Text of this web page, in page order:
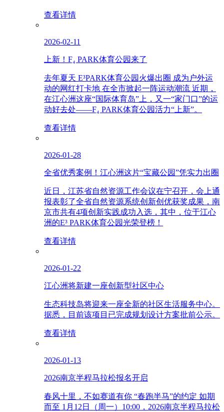
查看详情
2026-02-11
上新！F₄ PARK体育公园来了
去年夏天 E³PARK体育公园火爆出圈 成为户外运
动的网红打卡地 在全市掀起一阵运动潮流 近期，
在江心洲这座“国际体育岛”上，又一“家门口”的运
动好去处——F₄ PARK体育公园活力“上新”。
查看详情
2026-01-28
全省优秀案例！江心洲这片“宝藏公园”凭实力出圈
近日，江苏省自然资源工作会议在宁召开，会上通
报表彰了全省自然资源系统创新创优获奖成果，南
京市共有4项创新实践成功入选，其中，位于江心
洲的E³ PARK体育公园光荣登榜！
查看详情
2026-01-22
江心洲将新建一座创新型社区中心
生态科技岛将迎来一座全新的社区生活服务中心。
据悉，目前该项目已完成规划设计方案批前公示。
查看详情
2026-01-13
2026南京半程马拉松报名开启
春风十里，不如赛道有你 “春跑半马”的约定 如期
而至 1月12日（周一）10:00，2026南京半程马拉松